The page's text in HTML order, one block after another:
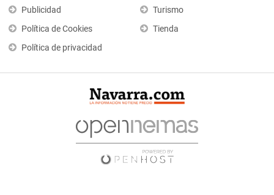
Publicidad
Política de Cookies
Política de privacidad
Turismo
Tienda